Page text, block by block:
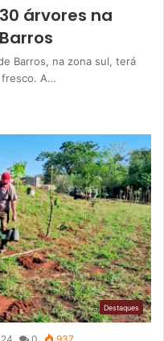
árvores na
Barros, na zona sul, terá
fresco. A…
Destaques